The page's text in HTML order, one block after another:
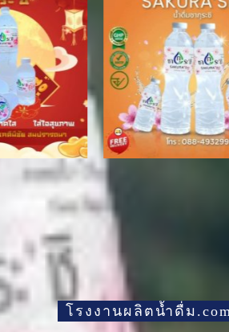
โรงงานผลิตน้ำดื่ม